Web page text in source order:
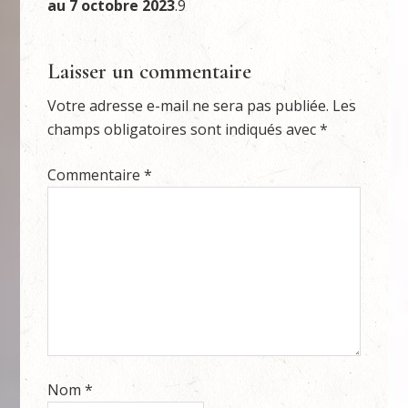
au 7 octobre 2023.9
Laisser un commentaire
Votre adresse e-mail ne sera pas publiée. Les
champs obligatoires sont indiqués avec*
Commentaire*
Nom*